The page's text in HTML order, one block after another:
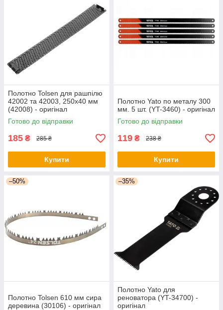
Полотно Tolsen для рашпілю
42002 та 42003, 250х40 мм
(42008) - оригінал
Готово до відправки
185 ₴ 285 ₴
Купити
Полотно Yato по металу 300
мм. 5 шт. (YT-3460) - оригінал
Готово до відправки
119 ₴ 238 ₴
Купити
–50%
Полотно Tolsen 610 мм сира
деревина (30106) - оригінал
–35%
Полотно Yato для
реноватора (YT-34700) -
оригінал